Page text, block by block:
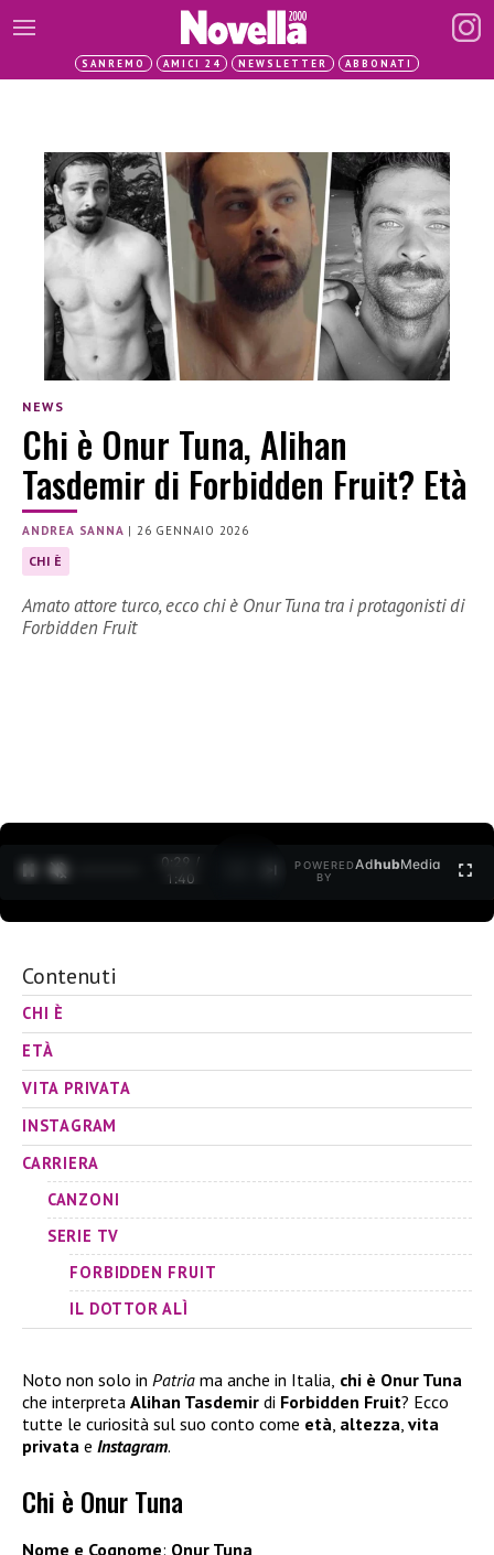
SANREMO AMICI 24 NEWSLETTER ABBONATI
NEWS
Chi è Onur Tuna, Alihan
Tasdemir di Forbidden Fruit? Età
ANDREA SANNA |26 GENNAIO 2026
CHI È
Amato attore turco, ecco chi è Onur Tuna tra i protagonisti di
Forbidden Fruit
0:30 /
1:40
POWERED
BY
AdhubMedia
Contenuti
CHI È
ETÀ
VITA PRIVATA
INSTAGRAM
CARRIERA
CANZONI
SERIE TV
FORBIDDEN FRUIT
IL DOTTOR ALÌ
Noto non solo in Patria ma anche in Italia, chi è Onur Tuna
che interpreta Alihan Tasdemir di Forbidden Fruit? Ecco
tutte le curiosità sul suo conto come età altezza vita
privata e Instagram.
Chi è Onur Tuna
Nome e Cognome: Onur Tuna